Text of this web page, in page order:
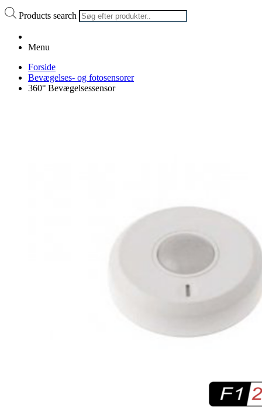
Products search
Menu
Forside
Bevægelses- og fotosensorer
360° Bevægelsessensor